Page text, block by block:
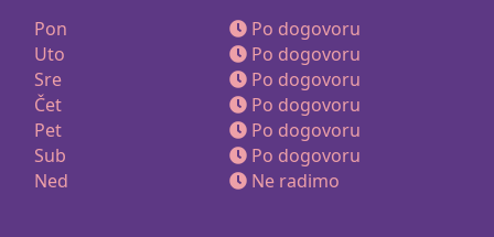
Pon
Po dogovoru
Uto
Po dogovoru
Sre
Po dogovoru
Čet
Po dogovoru
Pet
Po dogovoru
Sub
Po dogovoru
Ned
Ne radimo